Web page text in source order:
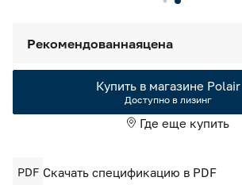
Рекомендованнаяцена
Купить в магазине Polair
Доступно в лизинг
Где еще купить
PDF Скачать спецификацию в PDF
Решения для Вашего Dark Store